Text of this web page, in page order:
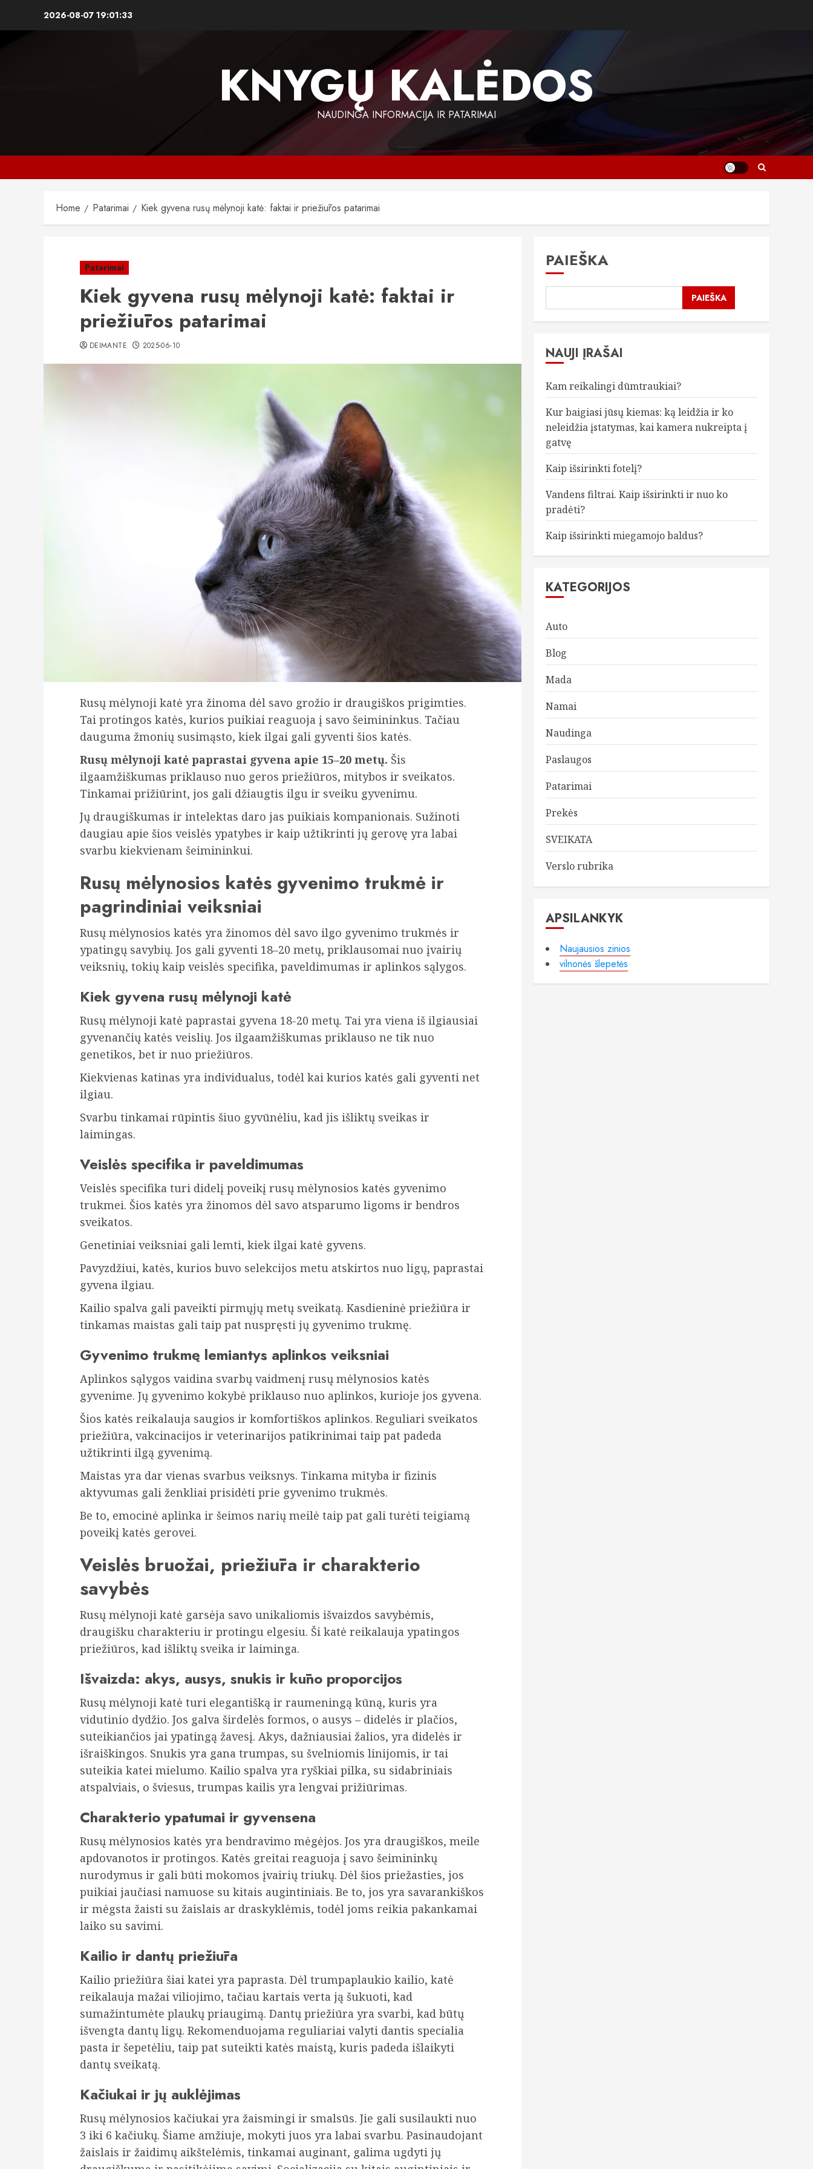
2026-08-07 19:01:34
KNYGŲ KALĖDOS
NAUDINGA INFORMACIJA IR PATARIMAI
Home Patarimai Kiek gyvena rusų mėlynoji katė: faktai ir priežiūros patarimai
Patarimai
Kiek gyvena rusų mėlynoji katė: faktai ir
priežiūros patarimai
DEIMANTE 2025-06-10
Rusų mėlynoji katė yra žinoma dėl savo grožio ir draugiškos prigimties.
Tai protingos katės, kurios puikiai reaguoja į savo šeimininkus. Tačiau
dauguma žmonių susimąsto, kiek ilgai gali gyventi šios katės.
Rusų mėlynoji katė paprastai gyvena apie 15–20 metų. Šis
ilgaamžiškumas priklauso nuo geros priežiūros, mitybos ir sveikatos.
Tinkamai prižiūrint, jos gali džiaugtis ilgu ir sveiku gyvenimu.
Jų draugiškumas ir intelektas daro jas puikiais kompanionais. Sužinoti
daugiau apie šios veislės ypatybes ir kaip užtikrinti jų gerovę yra labai
svarbu kiekvienam šeimininkui.
Rusų mėlynosios katės gyvenimo trukmė ir
pagrindiniai veiksniai
Rusų mėlynosios katės yra žinomos dėl savo ilgo gyvenimo trukmės ir
ypatingų savybių. Jos gali gyventi 18–20 metų, priklausomai nuo įvairių
veiksnių, tokių kaip veislės specifika, paveldimumas ir aplinkos sąlygos.
Kiek gyvena rusų mėlynoji katė
Rusų mėlynoji katė paprastai gyvena 18-20 metų. Tai yra viena iš ilgiausiai
gyvenančių katės veislių. Jos ilgaamžiškumas priklauso ne tik nuo
genetikos, bet ir nuo priežiūros.
Kiekvienas katinas yra individualus, todėl kai kurios katės gali gyventi net
ilgiau.
Svarbu tinkamai rūpintis šiuo gyvūnėliu, kad jis išliktų sveikas ir
laimingas.
Veislės specifika ir paveldimumas
Veislės specifika turi didelį poveikį rusų mėlynosios katės gyvenimo
trukmei. Šios katės yra žinomos dėl savo atsparumo ligoms ir bendros
sveikatos.
Genetiniai veiksniai gali lemti, kiek ilgai katė gyvens.
Pavyzdžiui, katės, kurios buvo selekcijos metu atskirtos nuo ligų, paprastai
gyvena ilgiau.
Kailio spalva gali paveikti pirmųjų metų sveikatą. Kasdieninė priežiūra ir
tinkamas maistas gali taip pat nuspręsti jų gyvenimo trukmę.
Gyvenimo trukmę lemiantys aplinkos veiksniai
Aplinkos sąlygos vaidina svarbų vaidmenį rusų mėlynosios katės
gyvenime. Jų gyvenimo kokybė priklauso nuo aplinkos, kurioje jos gyvena.
Šios katės reikalauja saugios ir komfortiškos aplinkos. Reguliari sveikatos
priežiūra, vakcinacijos ir veterinarijos patikrinimai taip pat padeda
užtikrinti ilgą gyvenimą.
Maistas yra dar vienas svarbus veiksnys. Tinkama mityba ir fizinis
aktyvumas gali ženkliai prisidėti prie gyvenimo trukmės.
Be to, emocinė aplinka ir šeimos narių meilė taip pat gali turėti teigiamą
poveikį katės gerovei.
Veislės bruožai, priežiūra ir charakterio
savybės
Rusų mėlynoji katė garsėja savo unikaliomis išvaizdos savybėmis,
draugišku charakteriu ir protingu elgesiu. Ši katė reikalauja ypatingos
priežiūros, kad išliktų sveika ir laiminga.
Išvaizda: akys, ausys, snukis ir kūno proporcijos
Rusų mėlynoji katė turi elegantišką ir raumeningą kūną, kuris yra
vidutinio dydžio. Jos galva širdelės formos, o ausys – didelės ir plačios,
suteikiančios jai ypatingą žavesį. Akys, dažniausiai žalios, yra didelės ir
išraiškingos. Snukis yra gana trumpas, su švelniomis linijomis, ir tai
suteikia katei mielumo. Kailio spalva yra ryškiai pilka, su sidabriniais
atspalviais, o šviesus, trumpas kailis yra lengvai prižiūrimas.
Charakterio ypatumai ir gyvensena
Rusų mėlynosios katės yra bendravimo mėgėjos. Jos yra draugiškos, meile
apdovanotos ir protingos. Katės greitai reaguoja į savo šeimininkų
nurodymus ir gali būti mokomos įvairių triukų. Dėl šios priežasties, jos
puikiai jaučiasi namuose su kitais augintiniais. Be to, jos yra savarankiškos
ir mėgsta žaisti su žaislais ar draskyklėmis, todėl joms reikia pakankamai
laiko su savimi.
Kailio ir dantų priežiūra
Kailio priežiūra šiai katei yra paprasta. Dėl trumpaplaukio kailio, katė
reikalauja mažai viliojimo, tačiau kartais verta ją šukuoti, kad
sumažintumėte plaukų priaugimą. Dantų priežiūra yra svarbi, kad būtų
išvengta dantų ligų. Rekomenduojama reguliariai valyti dantis specialia
pasta ir šepetėliu, taip pat suteikti katės maistą, kuris padeda išlaikyti
dantų sveikatą.
Kačiukai ir jų auklėjimas
Rusų mėlynosios kačiukai yra žaismingi ir smalsūs. Jie gali susilaukti nuo
3 iki 6 kačiukų. Šiame amžiuje, mokyti juos yra labai svarbu. Pasinaudojant
žaislais ir žaidimų aikštelėmis, tinkamai auginant, galima ugdyti jų
PAIEŠKA
PAIEŠKA
NAUJI ĮRAŠAI
Kam reikalingi dūmtraukiai?
Kur baigiasi jūsų kiemas: ką leidžia ir ko
neleidžia įstatymas, kai kamera nukreipta į
gatvę
Kaip išsirinkti fotelį?
Vandens filtrai. Kaip išsirinkti ir nuo ko
pradėti?
Kaip išsirinkti miegamojo baldus?
KATEGORIJOS
Auto
Blog
Mada
Namai
Naudinga
Paslaugos
Patarimai
Prekės
SVEIKATA
Verslo rubrika
APSILANKYK
Naujausios zinios
vilnonės šlepetės